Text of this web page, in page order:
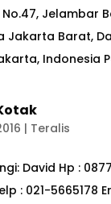
Jelambar
Jakarta Barat,
Indonesia
| Teralis
David Hp :
: 021-5665178